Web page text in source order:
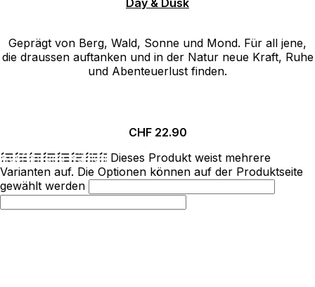
Geprägt von Berg, Wald, Sonne und Mond. Für all jene,
die draussen auftanken und in der Natur neue Kraft, Ruhe
und Abenteuerlust finden.
CHF22.90
Ausführung wählen Dieses Produkt weist mehrere
Varianten auf. Die Optionen können auf der Produktseite
gewählt werden